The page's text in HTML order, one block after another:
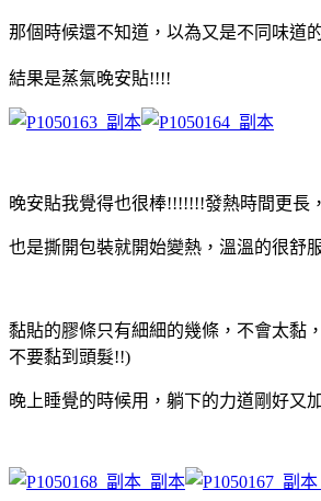
那個時候還不知道，以為又是不同味道
結果是蒸氣晚安貼!!!!
晚安貼我覺得也很棒!!!!!!!發熱時間更長
也是撕開包裝就開始變熱，溫溫的很舒
黏貼的膠條只有細細的幾條，不會太黏
不要黏到頭髮!!)
晚上睡覺的時候用，躺下的力道剛好又